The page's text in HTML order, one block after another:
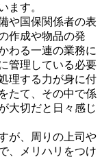
ます。
や国保関係者の表
作成や物品の発
わる一連の業務に
管理している必要
理する力が身に付
たて、その中で係
大切だと日々感じ
が、周りの上司や
、メリハリをつけ